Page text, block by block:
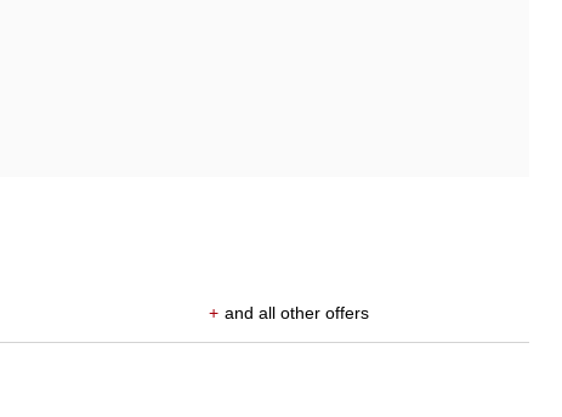
+ and all other offers